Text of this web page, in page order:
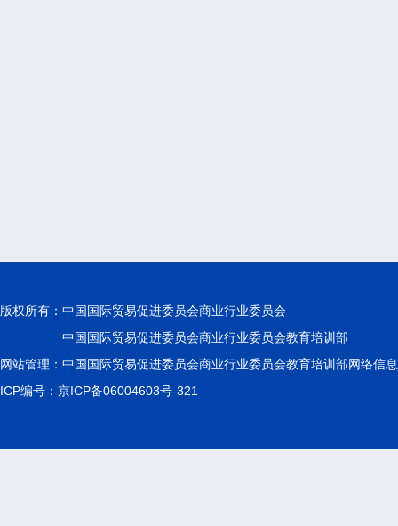
版权所有： 中国国际贸易促进委员会商业行业委员会
中国国际贸易促进委员会商业行业委员会教育培训部
网站管理：中国国际贸易促进委员会商业行业委员会教育培训部网络信
ICP编号：京ICP备06004603号-321